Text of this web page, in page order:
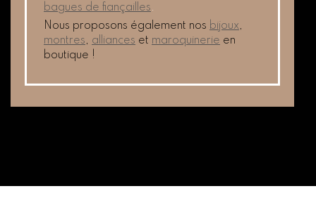
bagues de fiançailles.
Nous proposons également nos bijoux,
montres, alliances et maroquinerie en
boutique !